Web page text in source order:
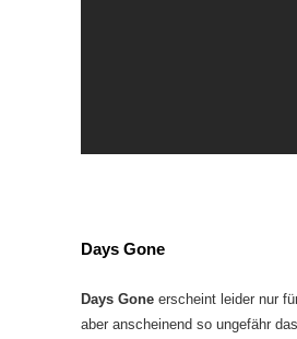
Days Gone
Days Gone erscheint leider nur
aber anscheinend so ungefähr